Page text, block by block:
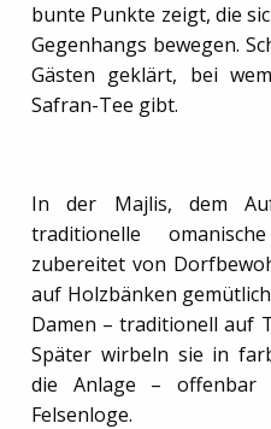
bunte Punkte zeigt, die
Gegenhangs bewegen.
Gästen geklärt, bei
Safran-Tee gibt.
In der Majlis, dem
traditionelle
zubereitet von
auf Holzbänken
Damen – traditionell auf
Später wirbeln sie in
die Anlage – offenbar
Felsenloge.